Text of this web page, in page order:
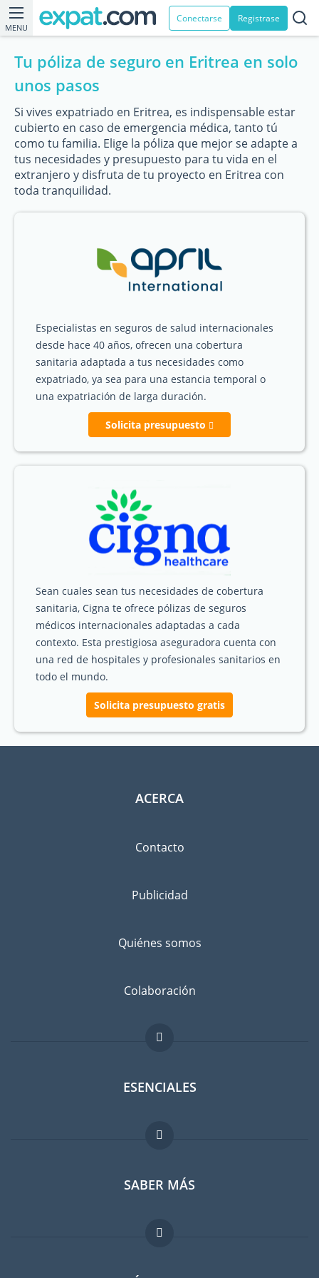
MENU
Conectarse Registrase
Tu póliza de seguro en Eritrea en solo
unos pasos
Si vives expatriado en Eritrea, es indispensable estar
cubierto en caso de emergencia médica, tanto tú
como tu familia. Elige la póliza que mejor se adapte a
tus necesidades y presupuesto para tu vida en el
extranjero y disfruta de tu proyecto en Eritrea con
toda tranquilidad.
Especialistas en seguros de salud internacionales
desde hace 40 años, ofrecen una cobertura
sanitaria adaptada a tus necesidades como
expatriado, ya sea para una estancia temporal o
una expatriación de larga duración.
Solicita presupuesto
Sean cuales sean tus necesidades de cobertura
sanitaria, Cigna te ofrece pólizas de seguros
médicos internacionales adaptadas a cada
contexto. Esta prestigiosa aseguradora cuenta con
una red de hospitales y profesionales sanitarios en
todo el mundo.
Solicita presupuesto gratis
ACERCA
Contacto
Publicidad
Quiénes somos
Colaboración
ESENCIALES
Foro para expatriados
Guia para expatriados
Trabajos en el extranjero
SABER MÁS
FAQ